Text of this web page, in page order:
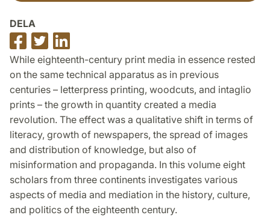
DELA
Dela
på
Facebook
Dela
på
Twitter
på
LinkedIn
While eighteenth-century print media in essence rested
on the same technical apparatus as in previous
centuries – letterpress printing, woodcuts, and intaglio
prints – the growth in quantity created a media
revolution. The effect was a qualitative shift in terms of
literacy, growth of newspapers, the spread of images
and distribution of knowledge, but also of
misinformation and propaganda. In this volume eight
scholars from three continents investigates various
aspects of media and mediation in the history, culture,
and politics of the eighteenth century.